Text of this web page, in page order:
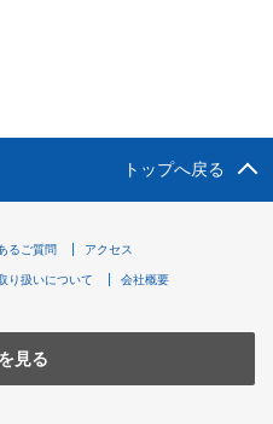
トップへ戻る
るご質問 アクセス
り扱いについて 会社概要
見る